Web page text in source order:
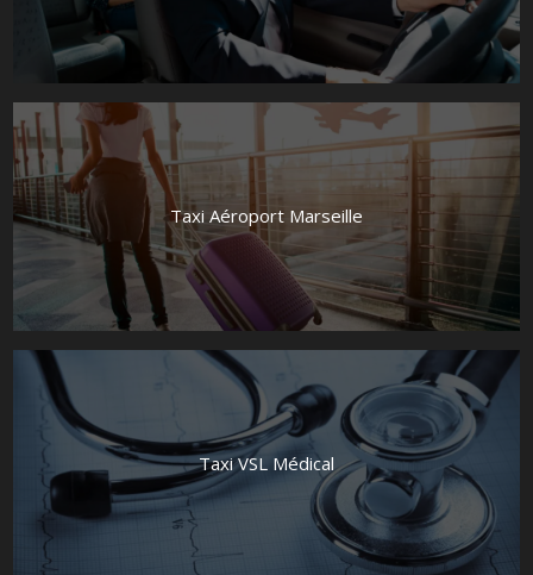
Taxi Aéroport Marseille
Taxi VSL Médical